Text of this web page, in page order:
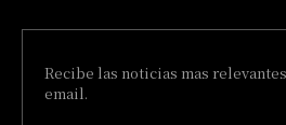
Recibe las noticias mas
email.